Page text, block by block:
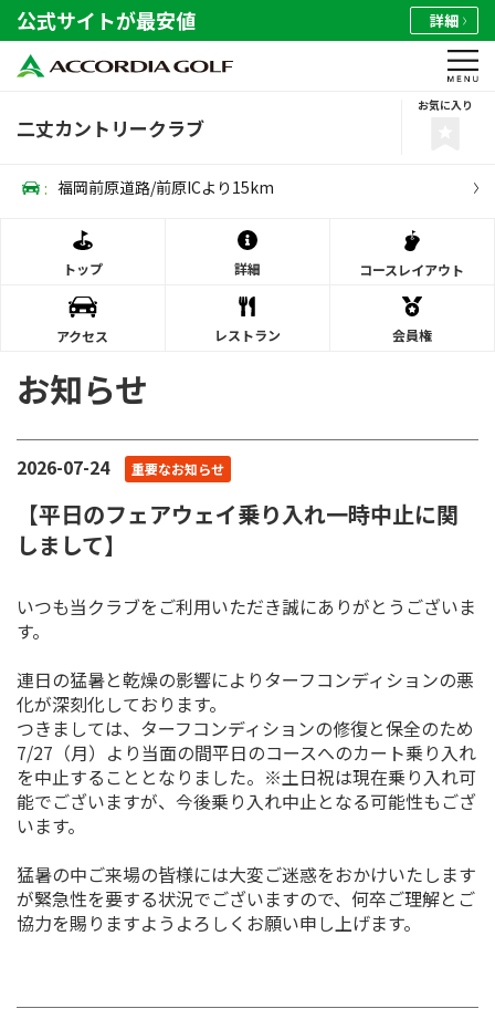
公式サイトが最安値 詳細
二丈カントリークラブ
お気に入り
: 福岡前原道路/前原ICより15km
トップ 詳細 コースレイアウト
アクセス レストラン 会員権
お知らせ
2026-07-24 重要なお知らせ
【平日のフェアウェイ乗り入れ一時中止に関
しまして】
いつも当クラブをご利用いただき誠にありがとうございま
す。
連日の猛暑と乾燥の影響によりターフコンディションの悪
化が深刻化しております。
つきましては、ターフコンディションの修復と保全のため
7/27（月）より当面の間平日のコースへのカート乗り入れ
を中止することとなりました。※土日祝は現在乗り入れ可
能でございますが、今後乗り入れ中止となる可能性もござ
います。
猛暑の中ご来場の皆様には大変ご迷惑をおかけいたします
が緊急性を要する状況でございますので、何卒ご理解とご
協力を賜りますようよろしくお願い申し上げます。